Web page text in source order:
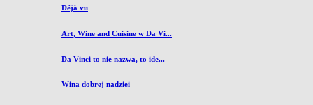
Déjà vu
Art, Wine and Cuisine w Da Vi...
Da Vinci to nie nazwa, to ide...
Wina dobrej nadziei